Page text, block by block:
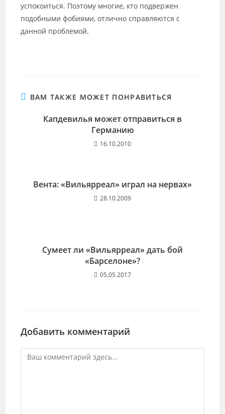
успокоиться. Поэтому многие, кто подвержен
подобными фобиями, отлично справляются с
данной проблемой.
ВАМ ТАКЖЕ МОЖЕТ ПОНРАВИТЬСЯ
Капдевилья может отправиться в
Германию
16.10.2010
Вента: «Вильярреал» играл на нервах»
28.10.2009
Сумеет ли «Вильярреал» дать бой
«Барселоне»?
05.05.2017
Добавить комментарий
Комментарий